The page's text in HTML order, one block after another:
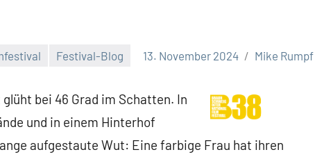
Festival-Blog 13. November 2024 Mike Rumpf
bei 46 Grad im Schatten. In
und in einem Hinterhof
aufgestaute Wut: Eine farbige Frau hat ihren